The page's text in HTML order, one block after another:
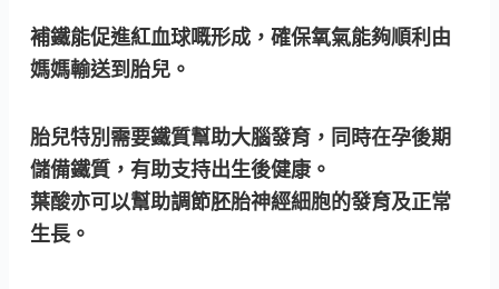
補鐵能促進紅血球嘅形成，確保氧氣能夠順利由
媽媽輸送到胎兒。
胎兒特別需要鐵質幫助大腦發育，同時在孕後期
儲備鐵質，有助支持出生後健康。
葉酸亦可以幫助調節胚胎神經細胞的發育及正常
生長。